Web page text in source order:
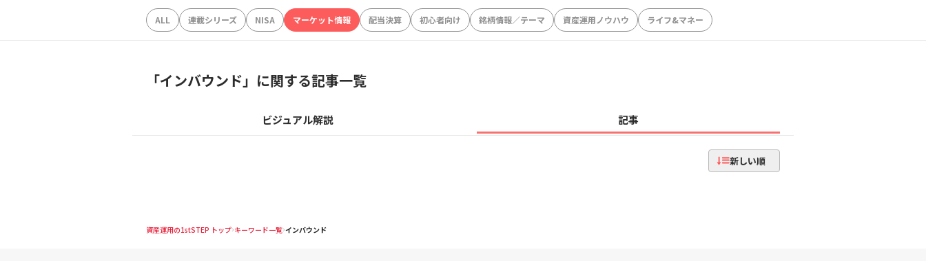
ALL 連載シリーズ NISA マーケット情報 配当決算 初心者向け 銘柄情報／テーマ 資産運用ノウハウ ライフ&マネー
「インバウンド」に関する記事一覧
ビジュアル解説 記事
新しい順
資産運用の1stSTEP トップ キーワード一覧 インバウンド